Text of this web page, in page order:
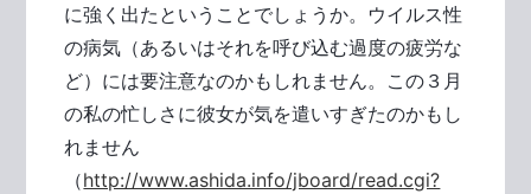
に強く出たということでしょうか。ウイルス性
の病気（あるいはそれを呼び込む過度の疲労な
ど）には要注意なのかもしれません。この３月
の私の忙しさに彼女が気を遣いすぎたのかもし
れません
（http://www.ashida.info/jboard/read.cgi?